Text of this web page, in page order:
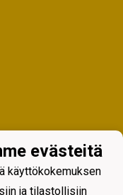
evästeitä
käyttökokemuksen
ja tilastollisiin